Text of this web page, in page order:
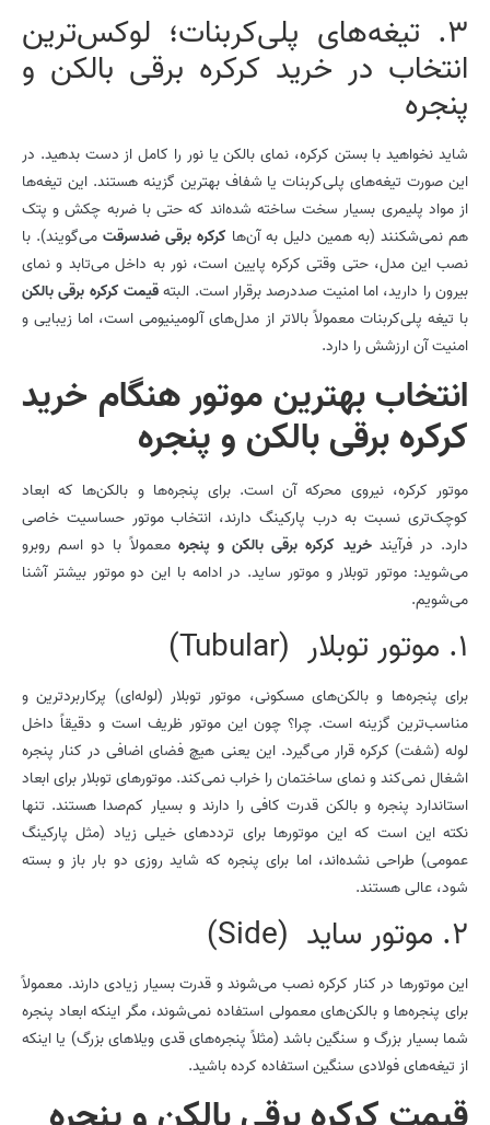
3. تیغه‌های پلی‌کربنات؛ لوکس‌ترین
انتخاب در خرید کرکره برقی بالکن و
پنجره
شاید نخواهید با بستن کرکره، نمای بالکن یا نور را کامل از دست بدهید. در
این صورت تیغه‌های پلی‌کربنات یا شفاف بهترین گزینه هستند. این تیغه‌ها
از مواد پلیمری بسیار سخت ساخته شده‌اند که حتی با ضربه چکش و پتک
هم نمی‌شکنند (به همین دلیل به آن‌ها کرکره برقی ضدسرقت می‌گویند). با
نصب این مدل، حتی وقتی کرکره پایین است، نور به داخل می‌تابد و نمای
بیرون را دارید، اما امنیت صددرصد برقرار است. البتهقیمت کرکره برقی بالکن
با تیغه پلی‌کربنات معمولاً بالاتر از مدل‌های آلومینیومی است، اما زیبایی و
امنیت آن ارزشش را دارد.
انتخاب بهترین موتور هنگام خرید
کرکره برقی بالکن و پنجره
موتور کرکره، نیروی محرکه آن است. برای پنجره‌ها و بالکن‌ها که ابعاد
کوچک‌تری نسبت به درب پارکینگ دارند، انتخاب موتور حساسیت خاصی
دارد. در فرآیندخرید کرکره برقی بالکن و پنجره معمولاً با دو اسم روبرو
می‌شوید: موتور توبلار و موتور ساید. در ادامه با این دو موتور بیشتر آشنا
می‌شویم.
1. موتور توبلار (Tubular)
برای پنجره‌ها و بالکن‌های مسکونی، موتور توبلار (لوله‌ای) پرکاربردترین و
مناسب‌ترین گزینه است. چرا؟ چون این موتور ظریف است و دقیقاً داخل
لوله (شفت) کرکره قرار می‌گیرد. این یعنی هیچ فضای اضافی در کنار پنجره
اشغال نمی‌کند و نمای ساختمان را خراب نمی‌کند. موتورهای توبلار برای ابعاد
استاندارد پنجره و بالکن قدرت کافی را دارند و بسیار کم‌صدا هستند. تنها
نکته این است که این موتورها برای ترددهای خیلی زیاد (مثل پارکینگ
عمومی) طراحی نشده‌اند، اما برای پنجره که شاید روزی دو بار باز و بسته
شود، عالی هستند.
2. موتور ساید (Side)
این موتورها در کنار کرکره نصب می‌شوند و قدرت بسیار زیادی دارند. معمولاً
برای پنجره‌ها و بالکن‌های معمولی استفاده نمی‌شوند، مگر اینکه ابعاد پنجره
شما بسیار بزرگ و سنگین باشد (مثلاً پنجره‌های قدی ویلاهای بزرگ) یا اینکه
از تیغه‌های فولادی سنگین استفاده کرده باشید.